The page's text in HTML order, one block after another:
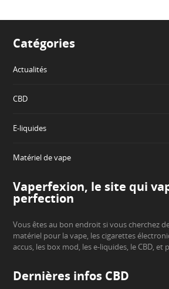
Catégories
Actualités
CBD
E-liquides
Matériel de vape
Vaperfexion, le site qui
perfection
Vous êtes au bon endroit si vous cherchez
matériel pour la vape, les cigarettes
accus, les box mod, les e-liquides, le CBD, et
Dernières infos CBD